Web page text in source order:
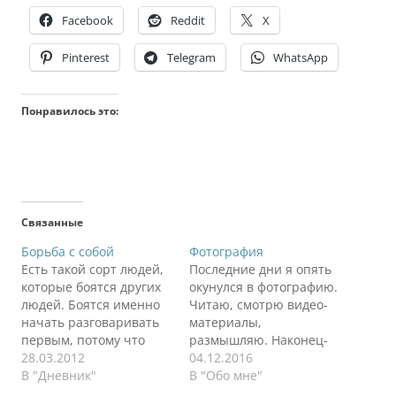
Facebook Reddit X
Pinterest Telegram WhatsApp
Понравилось это:
Связанные
Борьба с собой
Есть такой сорт людей,
которые боятся других
людей. Боятся именно
начать разговаривать
первым, потому что
много причин. И ты
начинаешь с собой
28.03.2012
В "Дневник"
Фотография
Последние дни я опять
окунулся в фотографию.
Читаю, смотрю видео-
материалы,
размышляю. Наконец-
то я прочитал целую
книги по фотошопу и
04.12.2016
В "Обо мне"